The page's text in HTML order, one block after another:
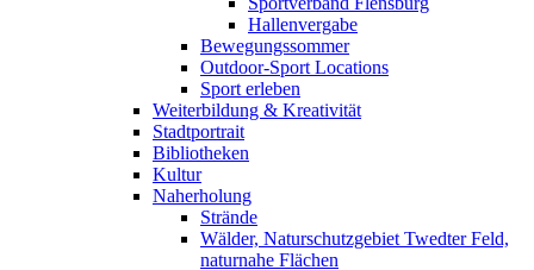
Hallenvergabe
Bewegungssommer
Outdoor-Sport Locations
Sport erleben
Weiterbildung & Kreativität
Stadtportrait
Bibliotheken
Kultur
Naherholung
Strände
Wälder, Naturschutzgebiet Twedter Feld,
naturnahe Flächen